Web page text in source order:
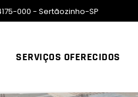
000 - Sertãozinho-SP
SERVIÇOS OFERECIDOS